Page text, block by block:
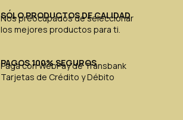
SÓLO PRODUCTOS DE CALIDAD
Nos preocupados de seleccionar
los mejores productos para ti.
PAGOS 100% SEGUROS
Paga con WebPay de Transbank
Tarjetas de Crédito y Débito